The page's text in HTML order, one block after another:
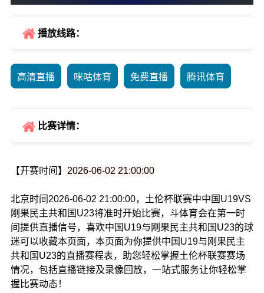
完赛
播放线路：
高清直播 咪咕体育 免费直播 腾讯体育
比赛详情：
【开赛时间】 2026-06-02 21:00:00
北京时间2026-06-02 21:00:00，土伦杯联赛中中国U19VS
刚果民主共和国U23将准时开始比赛，斗体育会在第一时
间提供直播信号，喜欢中国U19与刚果民主共和国U23的球
迷可以收藏本页面，本页面为你提供中国U19与刚果民主
共和国U23的直播赛程表，助您轻松掌握土伦杯联赛赛场
情况，包括直播链接及录像回放，一站式服务让你轻松掌
握比赛动态！